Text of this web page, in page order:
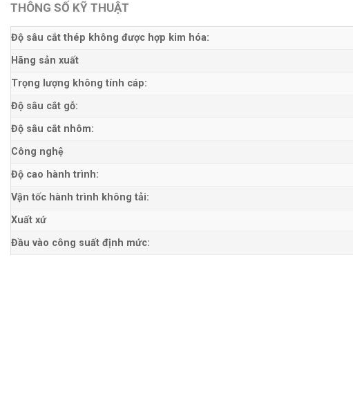
THÔNG SỐ KỸ THUẬT
Độ sâu cắt thép không được hợp kim hóa:
Hãng sản xuất
Trọng lượng không tính cáp:
Độ sâu cắt gỗ:
Độ sâu cắt nhôm:
Công nghệ
Độ cao hành trình:
Vận tốc hành trình không tải:
Xuất xứ
Đầu vào công suất định mức: